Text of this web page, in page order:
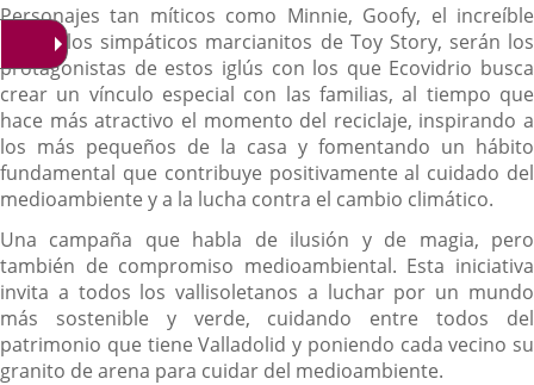
Personajes tan míticos como Minnie, Goofy, el increíble
Hulk o los simpáticos marcianitos de Toy Story, serán los
protagonistas de estos iglús con los que Ecovidrio busca
crear un vínculo especial con las familias, al tiempo que
hace más atractivo el momento del reciclaje, inspirando a
los más pequeños de la casa y fomentando un hábito
fundamental que contribuye positivamente al cuidado del
medioambiente y a la lucha contra el cambio climático.
Una campaña que habla de ilusión y de magia, pero
también de compromiso medioambiental. Esta iniciativa
invita a todos los vallisoletanos a luchar por un mundo
más sostenible y verde, cuidando entre todos del
patrimonio que tiene Valladolid y poniendo cada vecino su
granito de arena para cuidar del medioambiente.